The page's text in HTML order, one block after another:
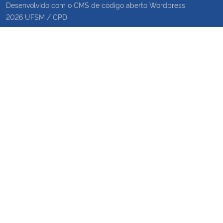
Desenvolvido com o CMS de código aberto Wordpress
2026 UFSM / CPD